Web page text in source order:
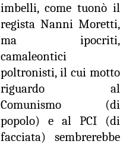
imbelli, come tuonò il
regista Nanni Moretti,
ma ipocriti,
camaleontici
poltronisti, il cui motto
riguardo al
Comunismo (di
popolo) e al PCI (di
facciata) sembrerebbe